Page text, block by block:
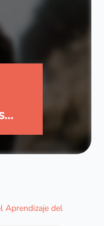
Aprendizaje del